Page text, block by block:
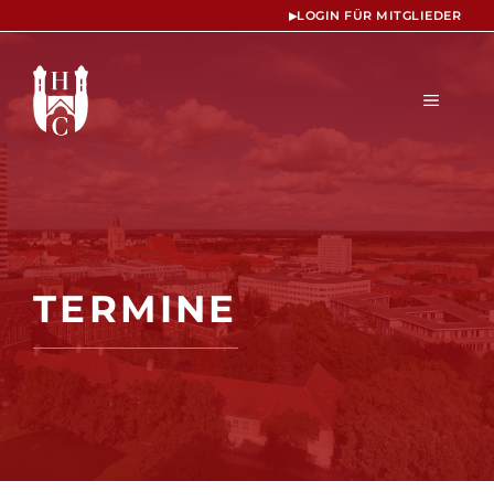
springen
▸LOGIN FÜR MITGLIEDER
MENÜ
TERMINE